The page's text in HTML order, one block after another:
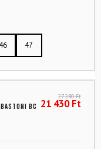
46 47
BC
27 280Ft
21 430Ft